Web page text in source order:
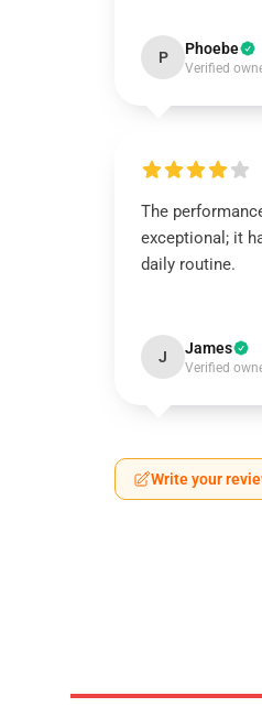
P Phoebe
Verified
The
exceptional; it
daily routine.
J James
Verified
Write your